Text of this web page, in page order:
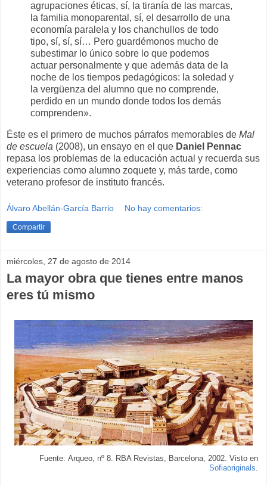
agrupaciones éticas, sí, la tiranía de las marcas,
la familia monoparental, sí, el desarrollo de una
economía paralela y los chanchullos de todo
tipo, sí, sí, sí… Pero guardémonos mucho de
subestimar lo único sobre lo que podemos
actuar personalmente y que además data de la
noche de los tiempos pedagógicos: la soledad y
la vergüenza del alumno que no comprende,
perdido en un mundo donde todos los demás
comprenden».
Éste es el primero de muchos párrafos memorables de Mal
de escuela (2008), un ensayo en el que Daniel Pennac
repasa los problemas de la educación actual y recuerda sus
experiencias como alumno zoquete y, más tarde, como
veterano profesor de instituto francés.
Álvaro Abellán-García Barrio No hay comentarios:
Compartir
miércoles, 27 de agosto de 2014
La mayor obra que tienes entre manos
eres tú mismo
Fuente: Arqueo, nº 8. RBA Revistas, Barcelona, 2002. Visto en
Sofiaoriginals